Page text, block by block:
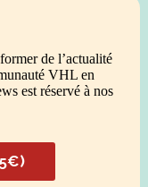
de l’actualité
VHL en
est réservé à nos